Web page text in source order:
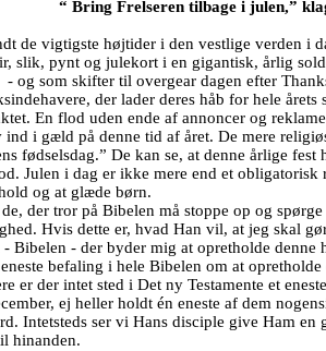
“ Bring Frelseren tilbage i julen,”
de vigtigste højtider i den vestlige verden i
slik, pynt og julekort i en gigantisk, årlig
- og som skifter til overgear dagen efter
der lader deres håb for hele
En flod uden ende af annoncer og
ind i gæld på denne tid af året. De mere
fødselsdag.” De kan se, at denne årlige
Julen i dag er ikke mere end et
og at glæde børn.
der tror på Bibelen må stoppe op og
Hvis dette er, hvad Han vil, at jeg skal
- Bibelen - der byder mig at opretholde denne
befaling i hele Bibelen om at
er der intet sted i Det ny Testamente et
ej heller holdt én eneste af dem
Intetsteds ser vi Hans disciple give Ham
hinanden.